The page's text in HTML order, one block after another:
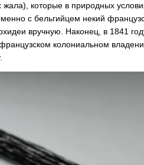
жала), которые в природных
с бельгийцем некий
вручную. Наконец, в 1841
колониальном